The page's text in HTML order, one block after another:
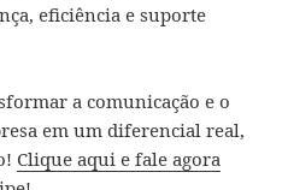
eficiência e suporte
a comunicação e o
em um diferencial real,
Clique aqui e fale agora